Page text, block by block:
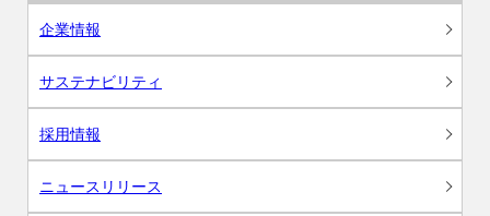
企業情報
サステナビリティ
採用情報
ニュースリリース